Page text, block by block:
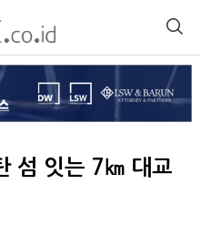
섬 잇는 7㎞ 대교